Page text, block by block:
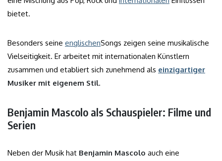
bietet.
Besonders seine englischenSongs zeigen seine musikalische
Vielseitigkeit. Er arbeitet mit internationalen Künstlern
zusammen und etabliert sich zunehmend als einzigartiger
Musiker mit eigenem Stil.
Benjamin Mascolo als Schauspieler: Filme und
Serien
Neben der Musik hat Benjamin Mascolo auch eine